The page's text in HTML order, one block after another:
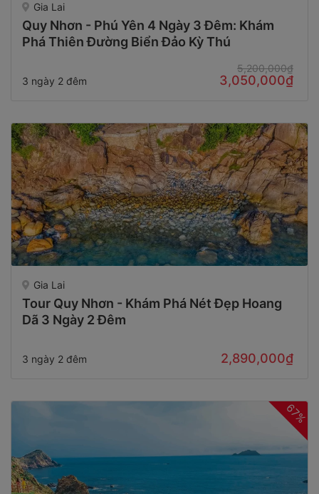
Gia Lai
Quy Nhơn - Phú Yên 4 Ngày 3 Đêm: Khám
Phá Thiên Đường Biển Đảo Kỳ Thú
3 ngày 2 đêm
5,200,000₫
3,050,000₫
Gia Lai
Tour Quy Nhơn - Khám Phá Nét Đẹp Hoang
Dã 3 Ngày 2 Đêm
3 ngày 2 đêm 2,890,000₫
67%